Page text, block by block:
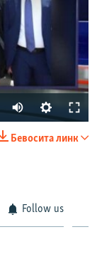
эмас
Бевосита линк
Follow us